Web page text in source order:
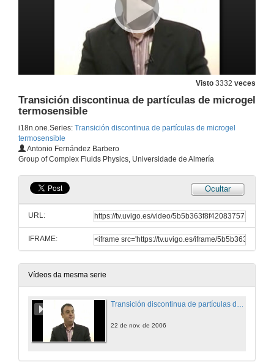
Visto 3332 veces
Transición discontinua de partículas de microgel
termosensible
i18n.one.Series: Transición discontinua de partículas de microgel
termosensible
Antonio Fernández Barbero
Group of Complex Fluids Physics, Universidade de Almería
Ocultar
URL:
IFRAME:
Vídeos da mesma serie
Transición discontinua de partículas de microgel termosensible
22 de nov. de 2006